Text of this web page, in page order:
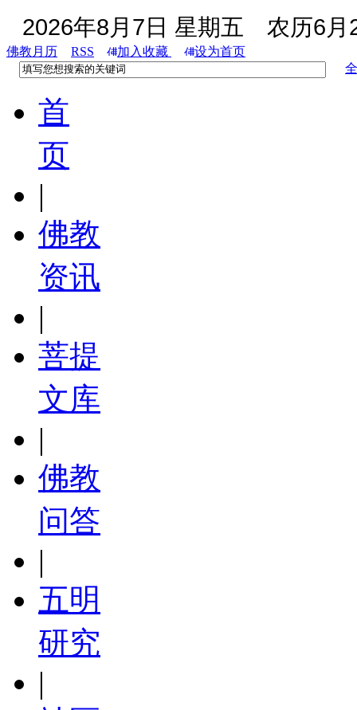
2026年8月7日 星期五 农历6月
佛教月历 RSS 加入收藏
设为首页
首
页
|
佛教
资讯
|
菩提
文库
|
佛教
问答
|
五明
研究
|